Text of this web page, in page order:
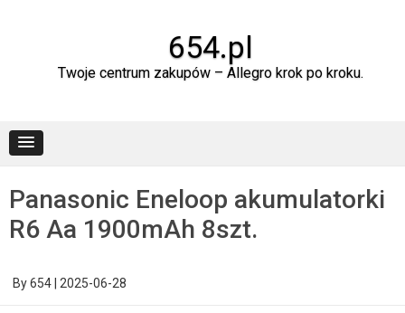
654.pl
Twoje centrum zakupów – Allegro krok po kroku.
Panasonic Eneloop akumulatorki
R6 Aa 1900mAh 8szt.
By654 2025-06-28